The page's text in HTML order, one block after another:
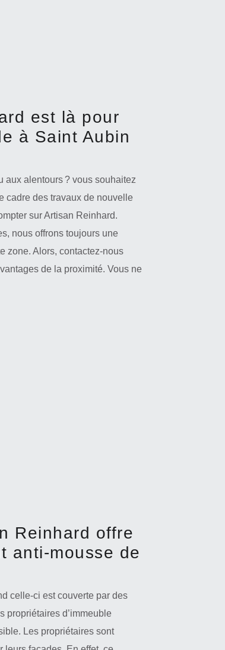
est là pour
à Saint Aubin
aux alentours ? vous souhaitez
cadre des travaux de nouvelle
sur Artisan Reinhard.
nous offrons toujours une
zone. Alors, contactez-nous
de la proximité. Vous ne
Reinhard offre
anti-mousse de
celle-ci est couverte par des
propriétaires d’immeuble
Les propriétaires sont